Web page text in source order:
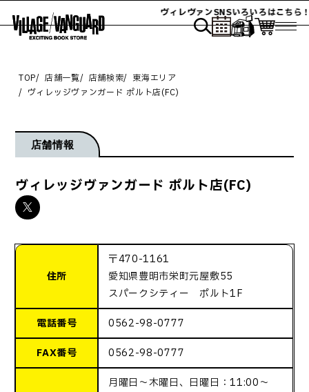
ヴィレヴァンSNSいろいろはこちら！
TOP 店舗一覧 店舗検索
東海エリア
ヴィレッジヴァンガード ポルト店(FC)
店舗情報
ヴィレッジヴァンガード ポルト店(FC)
住所
〒470-1161
愛知県豊明市栄町元屋敷55
スパークシティー ポルト1F
電話番号 0562-98-0777
FAX番号 0562-98-0777
月曜日〜木曜日、日曜日：11:00〜